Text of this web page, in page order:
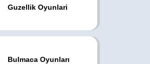
Guzellik Oyunlari
Bulmaca Oyunları